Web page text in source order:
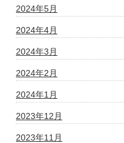
2024年5月
2024年4月
2024年3月
2024年2月
2024年1月
2023年12月
2023年11月